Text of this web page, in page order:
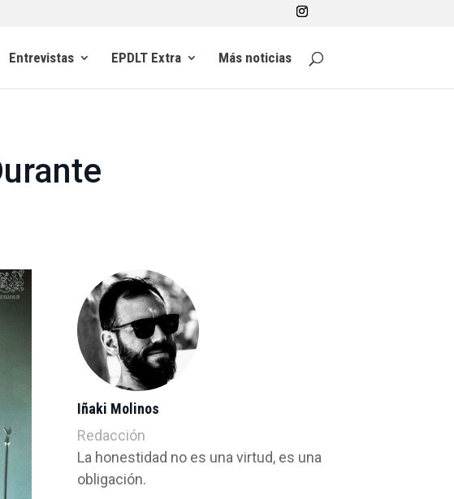
Entrevistas EPDLT Extra Más noticias
Iñaki Molinos
Redacción
La honestidad no es una virtud, es una
obligación.